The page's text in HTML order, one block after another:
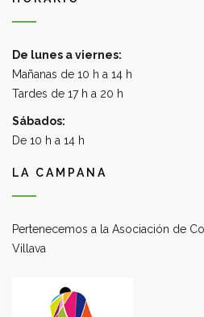
De lunes a viernes:
Mañanas de 10 h a 14 h
Tardes de 17 h a 20 h
Sábados:
De 10 h a 14 h
LA CAMPANA
Pertenecemos a la Asociación de
Villava